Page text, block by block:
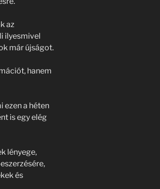
az
ilyesmivel
már újságot.
hanem
ezen a héten
is egy elég
lényege,
és